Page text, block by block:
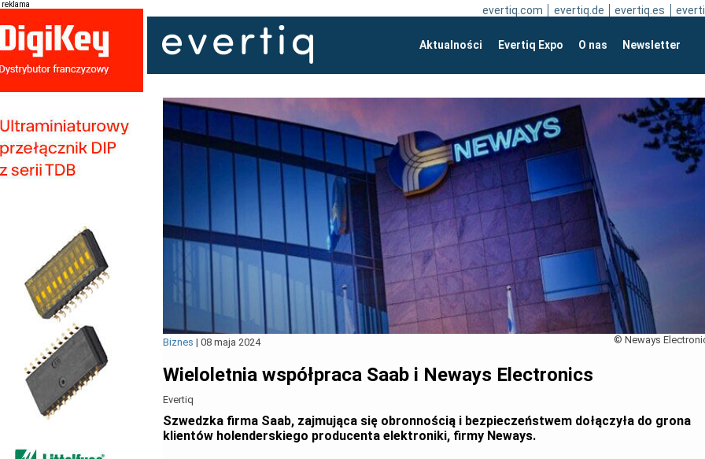
reklama evertiq.com evertiq.de evertiq.es
Aktualności Evertiq Expo O nas Newsletter
© Neways
Biznes | 08 maja 2024
Wieloletnia współpraca Saab i Neways Electronics
Evertiq
Szwedzka firma Saab, zajmująca się obronnością i bezpieczeństwem dołączyła do grona
klientów holenderskiego producenta elektroniki, firmy Neways.